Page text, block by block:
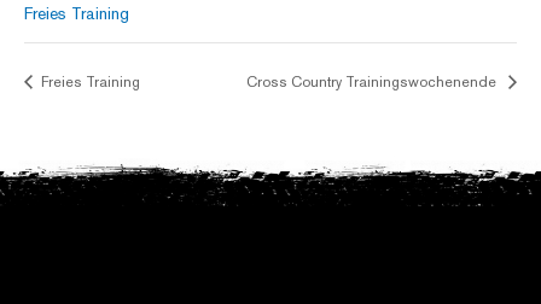
Freies Training
Freies Training Cross Country Trainingswochenende